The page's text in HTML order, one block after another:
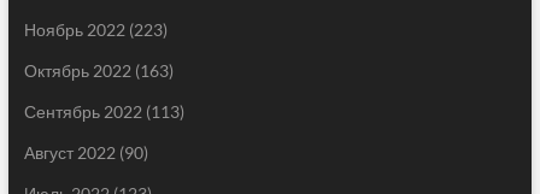
Ноябрь 2022 (223)
Октябрь 2022 (163)
Сентябрь 2022 (113)
Август 2022 (90)